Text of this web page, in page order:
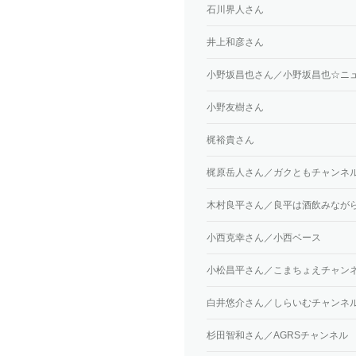
石川界人さん
井上和彦さん
小野坂昌也さん／小野坂昌也☆ニ
小野友樹さん
梶裕貴さん
梶原岳人さん／ガクともチャンネ
木村良平さん／良平は酒飲みなが
小西克幸さん／小西ベース
小松昌平さん／こまちょえチャン
白井悠介さん／しらいむチャンネ
杉田智和さん／AGRSチャンネル